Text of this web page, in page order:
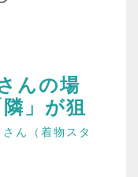
んの場
隣」が狙
ん（着物スタ